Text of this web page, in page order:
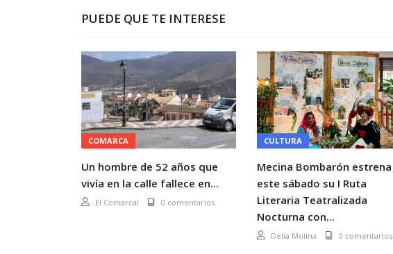
PUEDE QUE TE INTERESE
COMARCA
Un hombre de 52 años que
vivía en la calle fallece en...
El Comarcal 0 comentarios
CULTURA
Mecina Bombarón estrena
este sábado su I Ruta
Literaria Teatralizada
Nocturna con...
Delia Molina 0 comentarios